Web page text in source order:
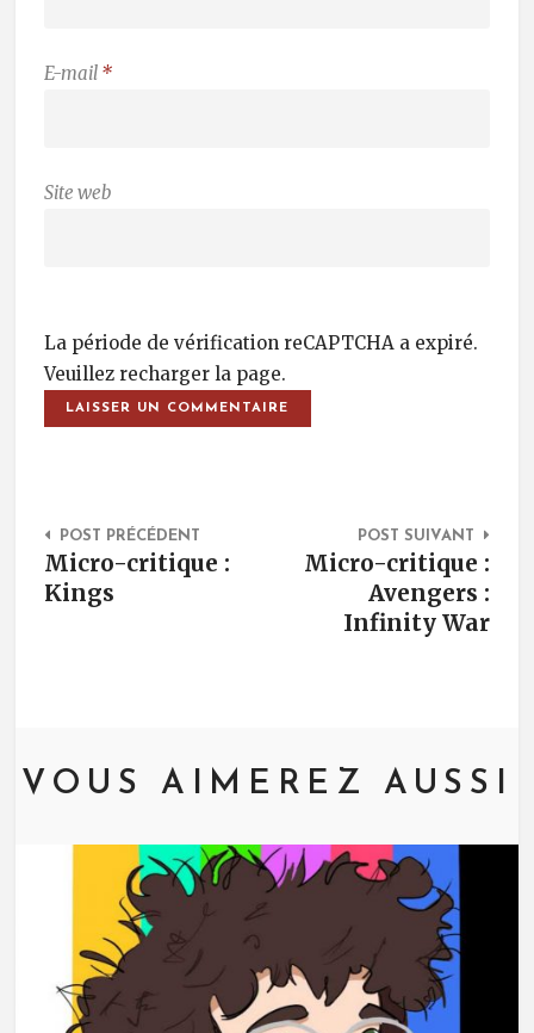
E-mail *
Site web
La période de vérification reCAPTCHA a expiré.
Veuillez recharger la page.
Post Navigation
POST PRÉCÉDENT
Micro-critique :
Kings
POST SUIVANT
Micro-critique :
Avengers :
Infinity War
VOUS AIMEREZ AUSSI